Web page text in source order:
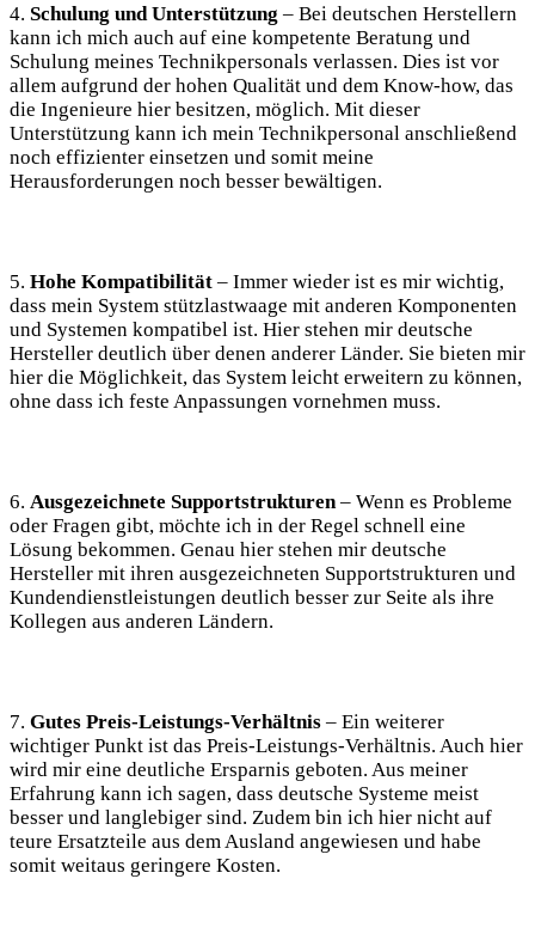
4. Schulung und Unterstützung – Bei deutschen Herstellern
kann ich mich auch auf eine kompetente Beratung und
Schulung meines Technikpersonals verlassen. Dies ist vor
allem aufgrund der hohen Qualität und dem Know-how, das
die Ingenieure hier besitzen, möglich. Mit dieser
Unterstützung kann ich mein Technikpersonal anschließend
noch effizienter einsetzen und somit meine
Herausforderungen noch besser bewältigen.
5. Hohe Kompatibilität – Immer wieder ist es mir wichtig,
dass mein System stützlastwaage mit anderen Komponenten
und Systemen kompatibel ist. Hier stehen mir deutsche
Hersteller deutlich über denen anderer Länder. Sie bieten mir
hier die Möglichkeit, das System leicht erweitern zu können,
ohne dass ich feste Anpassungen vornehmen muss.
6. Ausgezeichnete Supportstrukturen– Wenn es Probleme
oder Fragen gibt, möchte ich in der Regel schnell eine
Lösung bekommen. Genau hier stehen mir deutsche
Hersteller mit ihren ausgezeichneten Supportstrukturen und
Kundendienstleistungen deutlich besser zur Seite als ihre
Kollegen aus anderen Ländern.
7. Gutes Preis-Leistungs-Verhältnis – Ein weiterer
wichtiger Punkt ist das Preis-Leistungs-Verhältnis. Auch hier
wird mir eine deutliche Ersparnis geboten. Aus meiner
Erfahrung kann ich sagen, dass deutsche Systeme meist
besser und langlebiger sind. Zudem bin ich hier nicht auf
teure Ersatzteile aus dem Ausland angewiesen und habe
somit weitaus geringere Kosten.